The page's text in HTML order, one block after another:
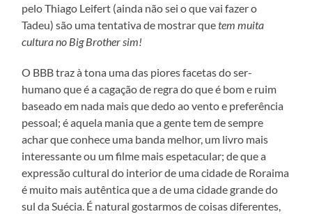
pelo Thiago Leifert (ainda não sei o que vai fazer o
Tadeu) são uma tentativa de mostrar quetem muita
cultura no Big Brother sim!
O BBB traz à tona uma das piores facetas do ser-
humano que é a cagação de regra do que é bom e ruim
baseado em nada mais que dedo ao vento e preferência
pessoal; é aquela mania que a gente tem de sempre
achar que conhece uma banda melhor, um livro mais
interessante ou um filme mais espetacular; de que a
expressão cultural do interior de uma cidade de Roraima
é muito mais autêntica que a de uma cidade grande do
sul da Suécia. É natural gostarmos de coisas diferentes,